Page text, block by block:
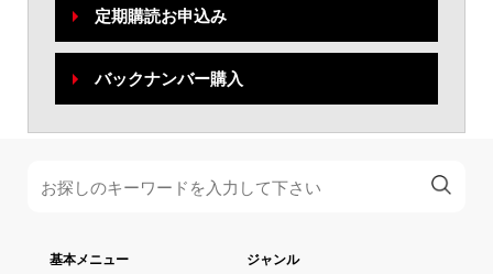
定期購読お申込み
バックナンバー購入
基本メニュー ジャンル